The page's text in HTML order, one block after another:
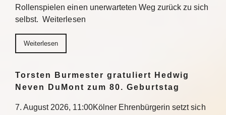
Rollenspielen einen unerwarteten Weg zurück zu sich
selbst. Weiterlesen
Weiterlesen
Torsten Burmester gratuliert Hedwig
Neven DuMont zum 80. Geburtstag
7. August 2026, 11:00Kölner Ehrenbürgerin setzt sich